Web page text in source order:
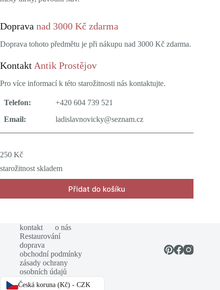
Doprava nad 3000 Kč zdarma
Doprava tohoto předmětu je při nákupu nad 3000 Kč zdarma.
Kontakt Antik Prostějov
Pro více informací k této starožitnosti nás kontaktujte.
Telefon:
+420 604 739 521
Email:
ladislavnovicky@seznam.cz
250 Kč
starožitnost skladem
Přidat do košíku
kontakt
o nás
Restaurování
doprava
obchodní podmínky
zásady ochrany
osobních údajů
Česká koruna (Kč) - CZK